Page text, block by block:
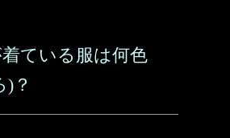
ている服は何色
？